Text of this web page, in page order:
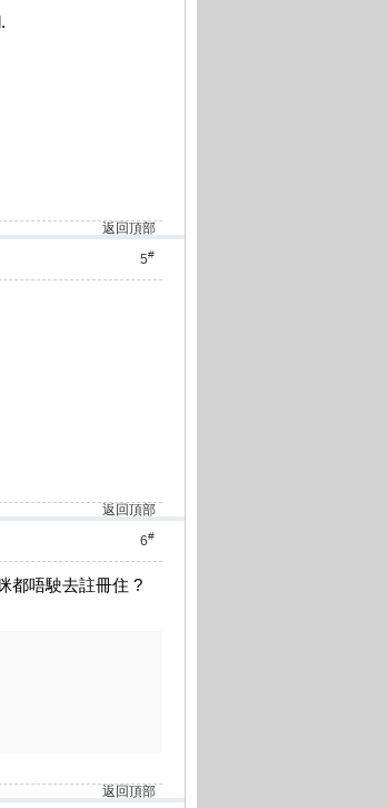
返回頂部
5#
返回頂部
6#
都唔駛去註冊住 ?
返回頂部